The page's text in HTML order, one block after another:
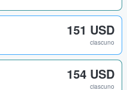
151 USD
ciascuno
154 USD
ciascuno